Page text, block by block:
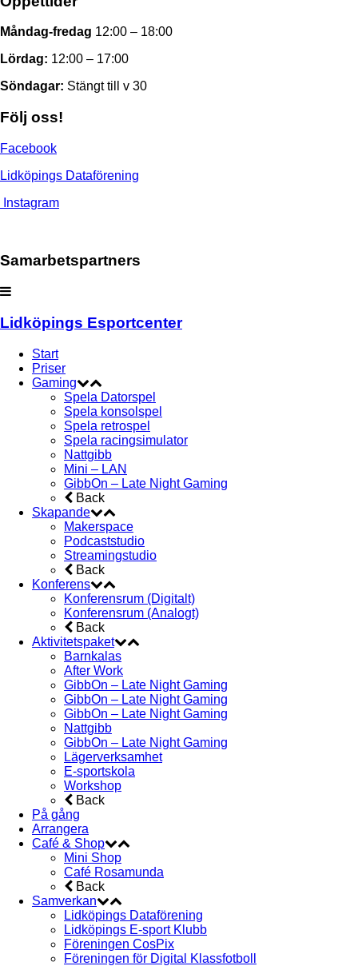
Måndag-fredag 12:00 – 18:00
Lördag: 12:00 – 17:00
Söndagar: Stängt till v 30
Följ oss!
Facebook
Lidköpings Dataförening
Instagram
Samarbetspartners
Lidköpings Esportcenter
Start
Priser
Gaming
Spela Datorspel
Spela konsolspel
Spela retrospel
Spela racingsimulator
Nattgibb
Mini – LAN
GibbOn – Late Night Gaming
Back
Skapande
Makerspace
Podcaststudio
Streamingstudio
Back
Konferens
Konferensrum (Digitalt)
Konferensrum (Analogt)
Back
Aktivitetspaket
Barnkalas
After Work
GibbOn – Late Night Gaming
GibbOn – Late Night Gaming
GibbOn – Late Night Gaming
Nattgibb
GibbOn – Late Night Gaming
Lägerverksamhet
E-sportskola
Workshop
Back
På gång
Arrangera
Café & Shop
Mini Shop
Café Rosamunda
Back
Samverkan
Lidköpings Dataförening
Lidköpings E-sport Klubb
Föreningen CosPix
Föreningen för Digital Klassfotboll